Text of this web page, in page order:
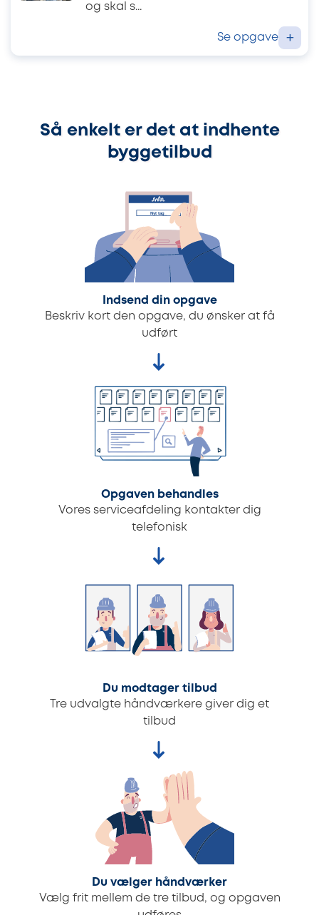
og skal s...
Se opgave +
Så enkelt er det at indhente
byggetilbud
Indsend din opgave
Beskriv kort den opgave, du ønsker at få
udført
Opgaven behandles
Vores serviceafdeling kontakter dig
telefonisk
Du modtager tilbud
Tre udvalgte håndværkere giver dig et
tilbud
Du vælger håndværker
Vælg frit mellem de tre tilbud, og opgaven